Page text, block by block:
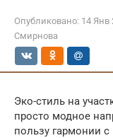
Опубликовано: 14 Янв
Смирнова
Эко-стиль на
просто модное
пользу гармонии